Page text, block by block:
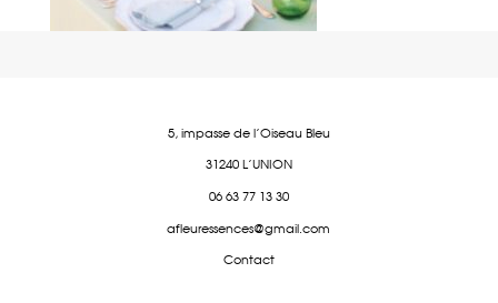
5, impasse de l'Oiseau Bleu
31240 L'UNION
06 63 77 13 30
afleuressences@gmail.com
Contact